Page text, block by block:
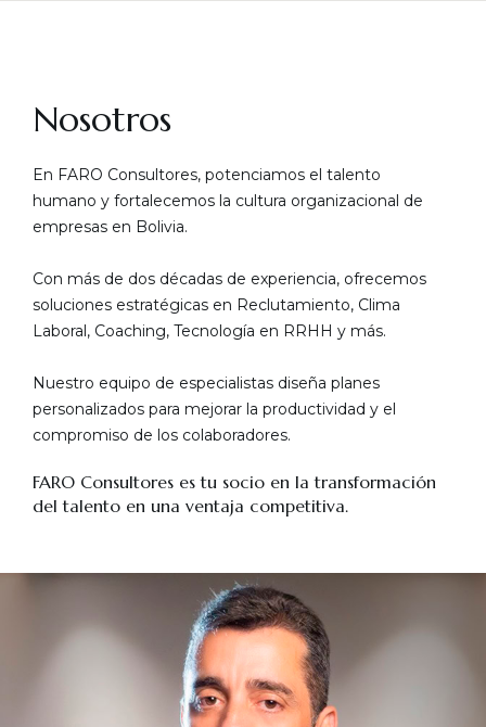
Nosotros
En FARO Consultores, potenciamos el talento
humano y fortalecemos la cultura organizacional de
empresas en Bolivia.
Con más de dos décadas de experiencia, ofrecemos
soluciones estratégicas en Reclutamiento, Clima
Laboral, Coaching, Tecnología en RRHH y más.
Nuestro equipo de especialistas diseña planes
personalizados para mejorar la productividad y el
compromiso de los colaboradores.
FARO Consultores es tu socio en la transformación
del talento en una ventaja competitiva.